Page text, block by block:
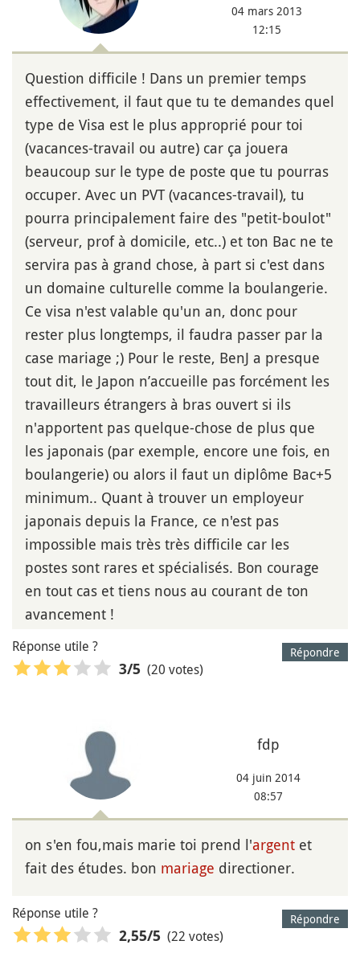
04 mars 2013
12:15
Question difficile ! Dans un premier temps
effectivement, il faut que tu te demandes quel
type de Visa est le plus approprié pour toi
(vacances-travail ou autre) car ça jouera
beaucoup sur le type de poste que tu pourras
occuper. Avec un PVT (vacances-travail), tu
pourra principalement faire des "petit-boulot"
(serveur, prof à domicile, etc..) et ton Bac ne te
servira pas à grand chose, à part si c'est dans
un domaine culturelle comme la boulangerie.
Ce visa n'est valable qu'un an, donc pour
rester plus longtemps, il faudra passer par la
case mariage ;) Pour le reste, BenJ a presque
tout dit, le Japon n’accueille pas forcément les
travailleurs étrangers à bras ouvert si ils
n'apportent pas quelque-chose de plus que
les japonais (par exemple, encore une fois, en
boulangerie) ou alors il faut un diplôme Bac+5
minimum.. Quant à trouver un employeur
japonais depuis la France, ce n'est pas
impossible mais très très difficile car les
postes sont rares et spécialisés. Bon courage
en tout cas et tiens nous au courant de ton
avancement !
Répondre
Réponse utile ?
3/5 (20 votes)
fdp
04 juin 2014
08:57
on s'en fou,mais marie toi prend l'argent et
fait des études. bon mariage directioner.
Répondre
Réponse utile ?
2,55/5 (22 votes)